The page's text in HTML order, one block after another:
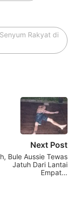
Rakyat di
Next Post
Bule Aussie Tewas
Jatuh Dari Lantai
Empat…